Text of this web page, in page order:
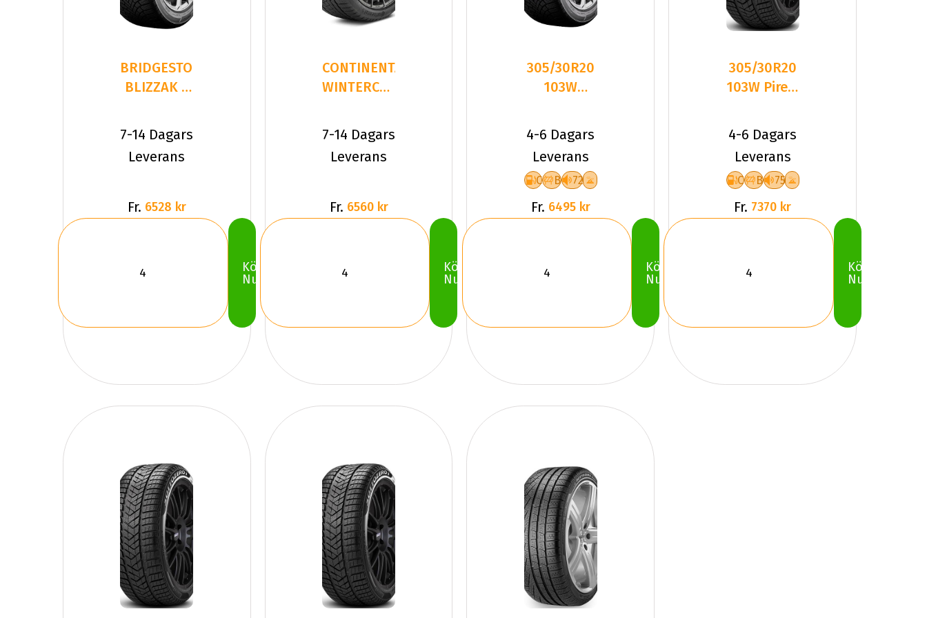
BRIDGESTONE
BLIZZAK 6
7-14 Dagars
Leverans
Fr. 6528 kr
Köp
Nu
CONTINENTAL
WINTERCONTACT
305/
7-14 Dagars
Leverans
Fr. 6560 kr
Köp
Nu
305/30R20
103W
BLIZZAK 6
XL
4-6 Dagars
Leverans
C B 72
Fr. 6495 kr
Köp
Nu
305/30R20
103W Pirelli
SOTTOZERO
4-6 Dagars
Leverans
C B 75
Fr. 7370 kr
Köp
Nu